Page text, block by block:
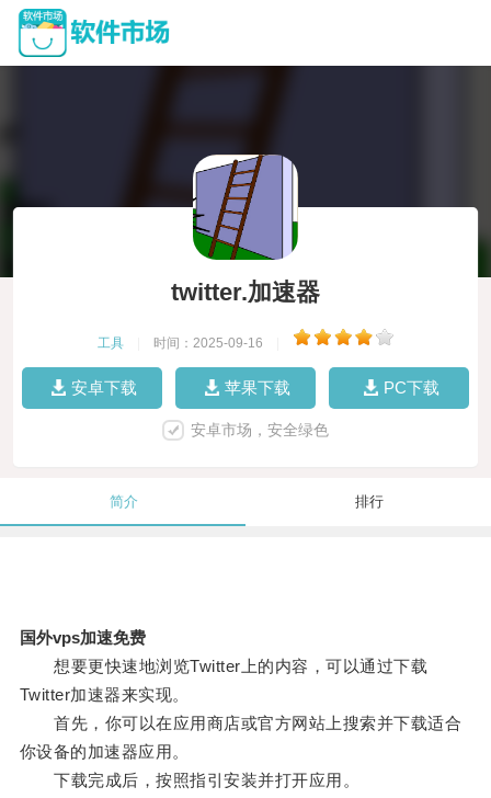
twitter.加速器
工具 时间：2025-09-16
安卓下载 苹果下载 PC下载
安卓市场，安全绿色
简介 排行
国外vps加速免费
想要更快速地浏览Twitter上的内容，可以通过下载
Twitter加速器来实现。
首先，你可以在应用商店或官方网站上搜索并下载适合
你设备的加速器应用。
下载完成后，按照指引安装并打开应用。